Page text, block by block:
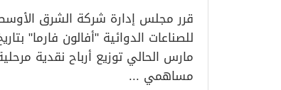
قرر مجلس إدارة شركة الشرق
مارس الحالي توزيع أرباح نقدية
مساهمي ...